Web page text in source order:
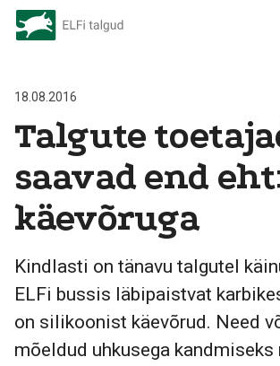
18.08.2016
Talgute
saavad end
käevõruga
Kindlasti on tänavu talgutel
ELFi bussis läbipaistvat
on silikoonist käevõrud. Need
mõeldud uhkusega kandmiseks